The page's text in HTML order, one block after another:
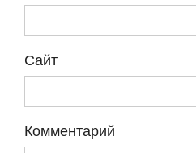
Сайт
Комментарий